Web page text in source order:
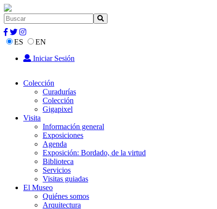
ES
EN
Iniciar Sesión
Colección
Curadurías
Colección
Gigapixel
Visita
Información general
Exposiciones
Agenda
Exposición: Bordado, de la virtud
Biblioteca
Servicios
Visitas guiadas
El Museo
Quiénes somos
Arquitectura